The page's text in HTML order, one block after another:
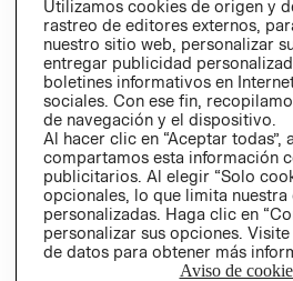
Ecuador ($)
Utilizamos cookies de origen y
rastreo de editores externos,
nuestro sitio web, personalizar
entregar publicidad
boletines informativos en
sociales. Con ese fin,
de navegación y el dispositivo.
Al hacer clic en “Aceptar
compartamos esta información
publicitarios. Al elegir “Solo
opcionales, lo que limita
personalizadas. Haga clic en
personalizar sus opciones.
de datos para obtener más
Aviso de